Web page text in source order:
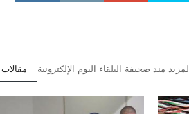
المزيد منذ صحيفة البلقاء اليوم الإلكترونية